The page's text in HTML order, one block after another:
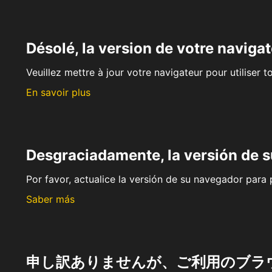
Désolé, la version de votre
Veuillez mettre à jour votre navigateur pour utiliser
En savoir plus
Desgraciadamente, la versión de
Por favor, actualice la versión de su navegador
Saber más
申し訳ありませんが、ご利用のブ